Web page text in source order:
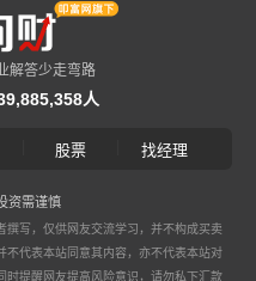
解答少走弯路
人
股票 找经理
资需谨慎
写，仅供网友交流学习，并不构成买卖
不代表本站同意其内容，亦不代表本站对
时提醒网友提高风险意识，请勿私下汇款